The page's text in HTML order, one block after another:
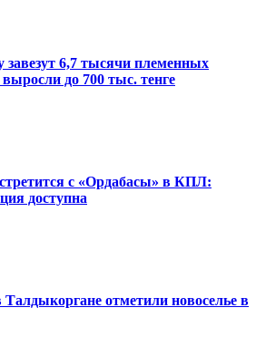
6,7 тысячи племенных
до 700 тыс. тенге
с «Ордабасы» в КПЛ:
доступна
Талдыкоргане отметили новоселье в